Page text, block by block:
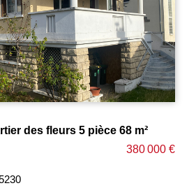
des fleurs 5 pièce 68 m²
380 000 €